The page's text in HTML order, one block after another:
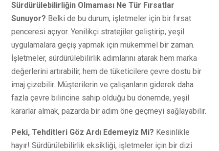
Sürdürülebilirliğin Olmaması Ne Tür Fırsatlar
Sunuyor? Belki de bu durum, işletmeler için bir fırsat
penceresi açıyor. Yenilikçi stratejiler geliştirip, yeşil
uygulamalara geçiş yapmak için mükemmel bir zaman.
İşletmeler, sürdürülebilirlik adımlarını atarak hem marka
değerlerini artırabilir, hem de tüketicilere çevre dostu bir
imaj çizebilir. Müşterilerin ve çalışanların giderek daha
fazla çevre bilincine sahip olduğu bu dönemde, yeşil
kararlar almak, pazarda bir adım öne geçmeyi sağlayabilir.
Peki, Tehditleri Göz Ardı Edemeyiz Mi? Kesinlikle
hayır! Sürdürülebilirlik eksikliği, işletmeler için bir dizi